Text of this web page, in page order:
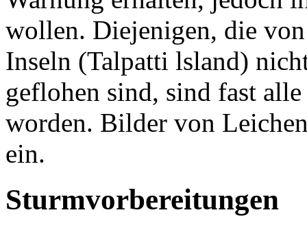
wollen. Diejenigen, die
Inseln (Talpatti lsland)
geflohen sind, sind fast
worden. Bilder von
ein.
Sturmvorbereitungen